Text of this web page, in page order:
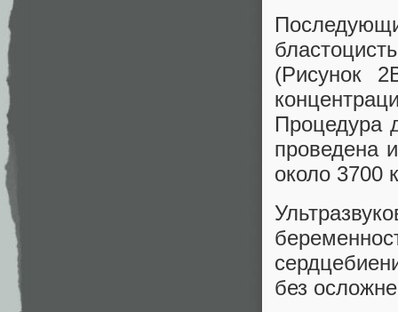
(Рисунок
Процедура
проведена
около 3700
без